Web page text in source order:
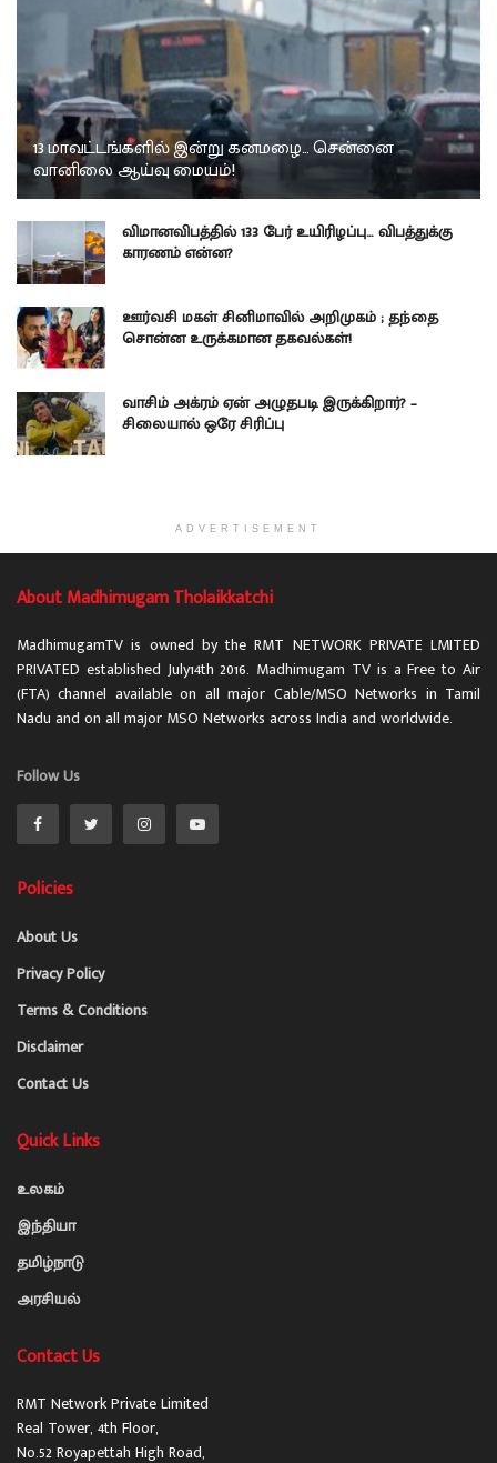
13 மாவட்டங்களில் இன்று கனமழை… சென்னை
வானிலை ஆய்வு மையம்!
விமானவிபத்தில் 133 பேர் உயிரிழப்பு… விபத்துக்கு
காரணம் என்ன?
ஊர்வசி மகள் சினிமாவில் அறிமுகம் ; தந்தை
சொன்ன உருக்கமான தகவல்கள்!
வாசிம் அக்ரம் ஏன் அழுதபடி இருக்கிறார்? –
சிலையால் ஒரே சிரிப்பு
ADVERTISEMENT
About Madhimugam Tholaikkatchi
MadhimugamTV is owned by the RMT NETWORK PRIVATE LMITED
PRIVATED established July14th 2016. Madhimugam TV is a Free to Air
(FTA) channel available on all major Cable/MSO Networks in Tamil
Nadu and on all major MSO Networks across India and worldwide.
Follow Us
Policies
About Us
Privacy Policy
Terms & Conditions
Disclaimer
Contact Us
Quick Links
உலகம்
இந்தியா
தமிழ்நாடு
அரசியல்
Contact Us
RMT Network Private Limited
Real Tower, 4th Floor,
No.52 Royapettah High Road,